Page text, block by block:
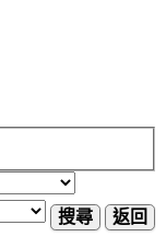
搜尋 返回